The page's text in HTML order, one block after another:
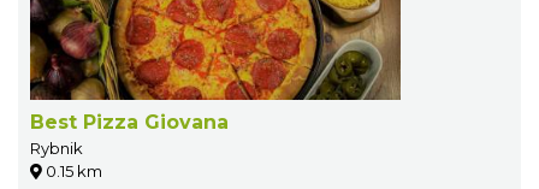
Best Pizza Giovana
Rybnik
0.15 km